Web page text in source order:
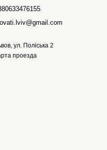
ул. Поліська 2
проезда